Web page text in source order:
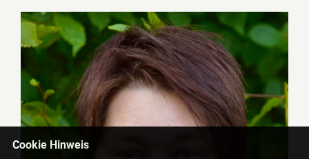
Cookie Hinweis